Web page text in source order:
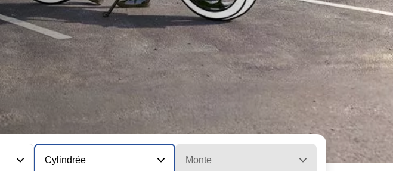
Cylindrée Monte